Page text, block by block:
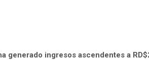
generado ingresos ascendentes a